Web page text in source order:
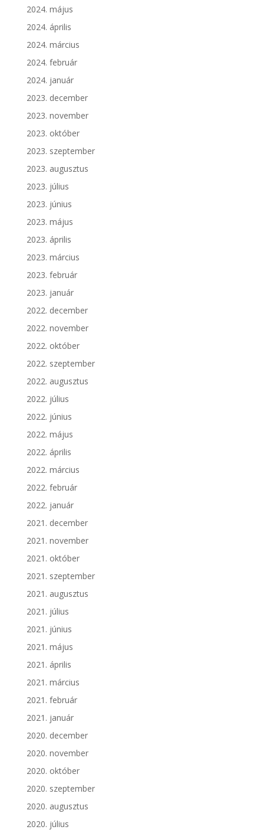
2024. május
2024. április
2024. március
2024. február
2024. január
2023. december
2023. november
2023. október
2023. szeptember
2023. augusztus
2023. július
2023. június
2023. május
2023. április
2023. március
2023. február
2023. január
2022. december
2022. november
2022. október
2022. szeptember
2022. augusztus
2022. július
2022. június
2022. május
2022. április
2022. március
2022. február
2022. január
2021. december
2021. november
2021. október
2021. szeptember
2021. augusztus
2021. július
2021. június
2021. május
2021. április
2021. március
2021. február
2021. január
2020. december
2020. november
2020. október
2020. szeptember
2020. augusztus
2020. július